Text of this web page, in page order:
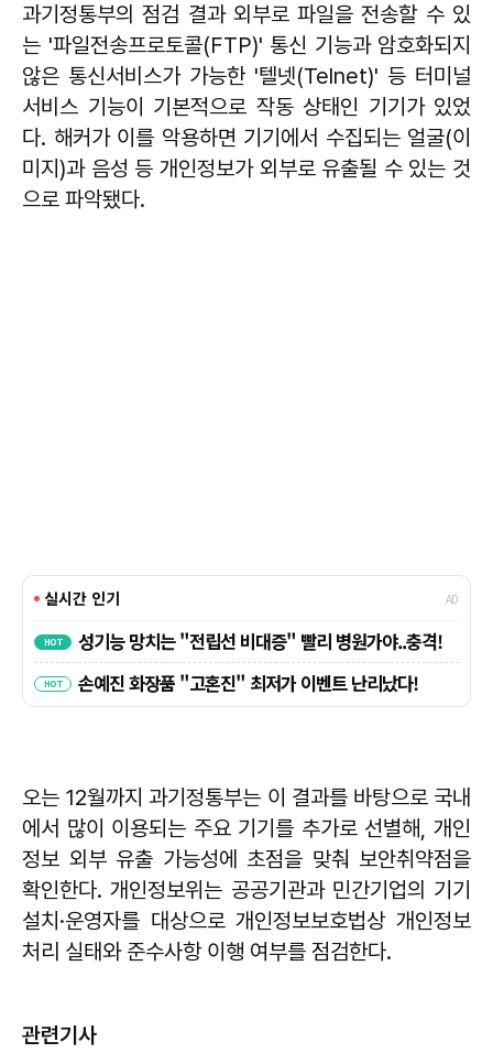
과기정통부의 점검 결과 외부로 파일을 전송할 수 있
는 '파일전송프로토콜(FTP)' 통신 기능과 암호화되지
않은 통신서비스가 가능한 '텔넷(Telnet)' 등 터미널
서비스 기능이 기본적으로 작동 상태인 기기가 있었
다. 해커가 이를 악용하면 기기에서 수집되는 얼굴(이
미지)과 음성 등 개인정보가 외부로 유출될 수 있는 것
으로 파악됐다.
오는 12월까지 과기정통부는 이 결과를 바탕으로 국내
에서 많이 이용되는 주요 기기를 추가로 선별해, 개인
정보 외부 유출 가능성에 초점을 맞춰 보안취약점을
확인한다. 개인정보위는 공공기관과 민간기업의 기기
설치·운영자를 대상으로 개인정보보호법상 개인정보
처리 실태와 준수사항 이행 여부를 점검한다.
관련기사